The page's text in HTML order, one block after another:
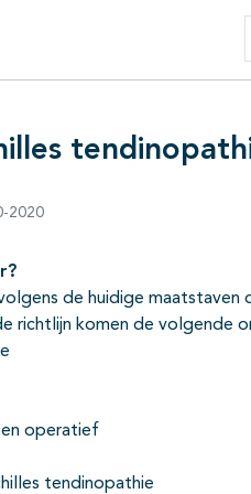
2020
de huidige
richtlijn komen de volgende
en operatief
tendinopathie